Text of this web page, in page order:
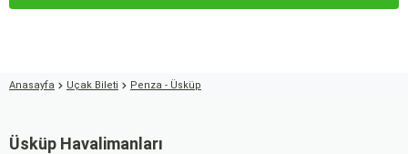
Anasayfa Uçak Bileti Penza - Üsküp
Üsküp Havalimanları